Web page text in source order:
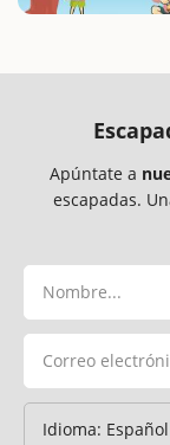
Apúntate a
escapadas.